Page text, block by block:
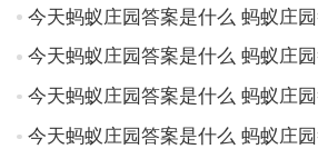
今天蚂蚁庄园答案是什么 蚂蚁庄
今天蚂蚁庄园答案是什么 蚂蚁庄
今天蚂蚁庄园答案是什么 蚂蚁庄
今天蚂蚁庄园答案是什么 蚂蚁庄